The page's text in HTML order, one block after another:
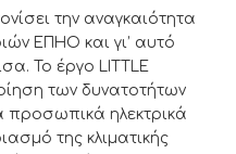
την αναγκαιότητα
ΕΠΗΟ και γι’ αυτό
Το έργο LITTLE
των δυνατοτήτων
ηλεκτρικά
της κλιματικής